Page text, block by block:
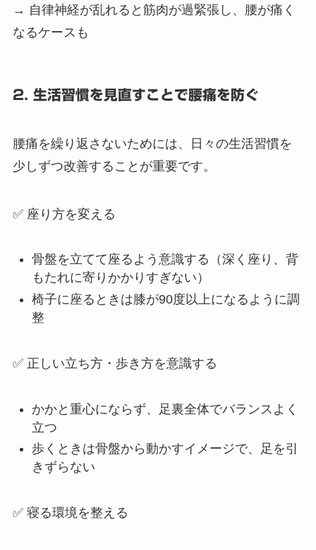
→ 自律神経が乱れると筋肉が過緊張し、腰が痛く
なるケースも
2. 生活習慣を見直すことで腰痛を防ぐ
腰痛を繰り返さないためには、日々の生活習慣を
少しずつ改善することが重要です。
✅ 座り方を変える
骨盤を立てて座るよう意識する（深く座り、背
もたれに寄りかかりすぎない）
椅子に座るときは膝が90度以上になるように調
整
✅ 正しい立ち方・歩き方を意識する
かかと重心にならず、足裏全体でバランスよく
立つ
歩くときは骨盤から動かすイメージで、足を引
きずらない
✅ 寝る環境を整える